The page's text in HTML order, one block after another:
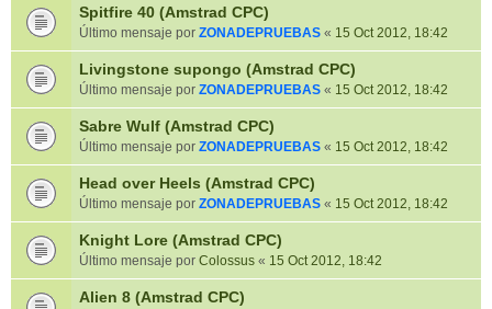
Spitfire 40 (Amstrad CPC)
Último mensaje por ZONADEPRUEBAS « 15 Oct 2012, 18:42
Livingstone supongo (Amstrad CPC)
Último mensaje por ZONADEPRUEBAS « 15 Oct 2012, 18:42
Sabre Wulf (Amstrad CPC)
Último mensaje por ZONADEPRUEBAS « 15 Oct 2012, 18:42
Head over Heels (Amstrad CPC)
Último mensaje por ZONADEPRUEBAS « 15 Oct 2012, 18:42
Knight Lore (Amstrad CPC)
Último mensaje por Colossus « 15 Oct 2012, 18:42
Alien 8 (Amstrad CPC)